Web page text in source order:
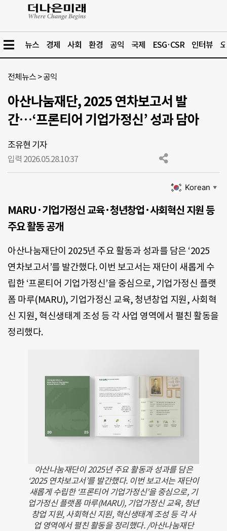
뉴스 경제 사회 환경 공익 국제 ESG·CSR 인터뷰
전체뉴스 >공익
아산나눔재단, 2025 연차보고서 발
간…‘프론티어 기업가정신’ 성과 담아
조유현 기자
입력 2026.05.28.10:37
Korean ▼
MARU·기업가정신 교육·청년창업·사회혁신 지원 등
주요 활동 공개
아산나눔재단이 2025년 주요 활동과 성과를 담은 ‘2025
연차보고서’를 발간했다. 이번 보고서는 재단이 새롭게 수
립한 ‘프론티어 기업가정신’을 중심으로, 기업가정신 플랫
폼 마루(MARU), 기업가정신 교육, 청년창업 지원, 사회혁
신 지원, 혁신생태계 조성 등 각 사업 영역에서 펼친 활동을
정리했다.
아산나눔재단이 2025년 주요 활동과 성과를 담은
‘2025 연차보고서’를 발간했다. 이번 보고서는 재단이
새롭게 수립한 ‘프론티어 기업가정신’을 중심으로, 기
업가정신 플랫폼 마루(MARU), 기업가정신 교육, 청년
창업 지원, 사회혁신 지원, 혁신생태계 조성 등 각 사
업 영역에서 펼친 활동을 정리했다. /아산나눔재단